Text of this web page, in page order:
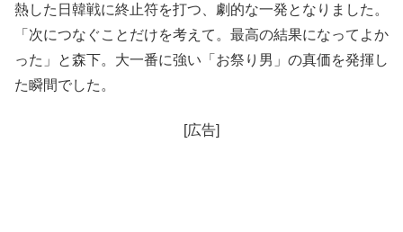
熱した日韓戦に終止符を打つ、劇的な一発となりました。
「次につなぐことだけを考えて。最高の結果になってよか
った」と森下。大一番に強い「お祭り男」の真価を発揮し
た瞬間でした。
[広告]